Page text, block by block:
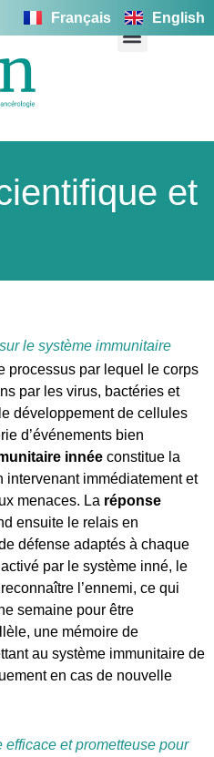
Français English
et
le système immunitaire
processus par lequel le corps
par les virus, bactéries et
développement de cellules
d’événements bien
innée constitue la
intervenant immédiatement et
menaces. La réponse
ensuite le relais en
défense adaptés à chaque
par le système inné, le
l’ennemi, ce qui
semaine pour être
une mémoire de
au système immunitaire de
en cas de nouvelle
efficace et prometteuse pour